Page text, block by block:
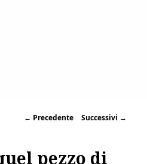
← Precedente Successivi →
pezzo di